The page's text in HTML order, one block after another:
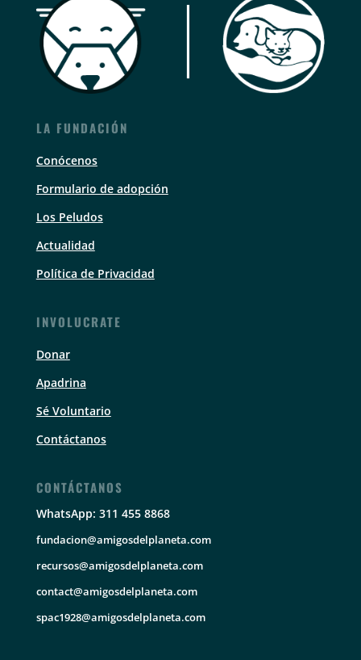
LA FUNDACIÓN
Conócenos
Formulario de adopción
Los Peludos
Actualidad
Política de Privacidad
INVOLUCRATE
Donar
Apadrina
Sé Voluntario
Contáctanos
CONTÁCTANOS
WhatsApp: 311 455 8868
fundacion@amigosdelplaneta.com
recursos@amigosdelplaneta.com
contact@amigosdelplaneta.com
spac1928@amigosdelplaneta.com